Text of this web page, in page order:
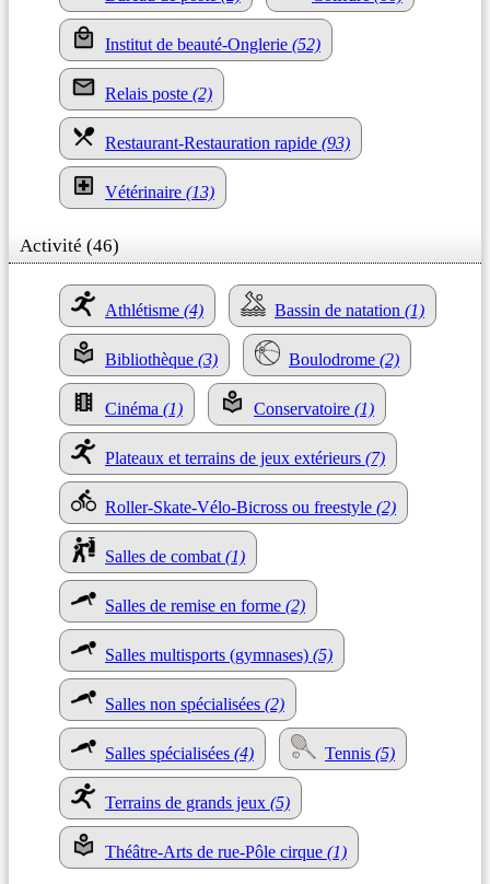
Institut de beauté-Onglerie (52)
Relais poste (2)
Restaurant-Restauration rapide (93)
Vétérinaire (13)
Activité (46)
Athlétisme (4) Bassin de natation (1)
Bibliothèque (3) Boulodrome (2)
Cinéma (1) Conservatoire (1)
Plateaux et terrains de jeux extérieurs (7)
Roller-Skate-Vélo-Bicross ou freestyle (2)
Salles de combat (1)
Salles de remise en forme (2)
Salles multisports (gymnases) (5)
Salles non spécialisées (2)
Salles spécialisées (4) Tennis (5)
Terrains de grands jeux (5)
Théâtre-Arts de rue-Pôle cirque (1)